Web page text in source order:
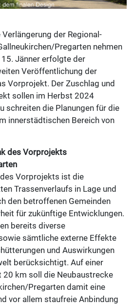
der Regional-
Pregarten nehmen
Jänner erfolgte der
Veröffentlichung der
Vorprojekt. Der Zuschlag und
sollen im Herbst 2024
schreiten die Planungen für die
innerstädtischen Bereich von
des Vorprojekts
Vorprojekts ist die
Trassenverlaufs in Lage und
den betroffenen Gemeinden
für zukünftige Entwicklungen.
bereits diverse
sämtliche externe Effekte
und Auswirkungen
berücksichtigt. Auf einer
20 km soll die Neubaustrecke
Pregarten damit eine
vor allem staufreie Anbindung